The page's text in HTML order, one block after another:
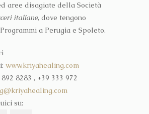
aree disagiate della Società
italiane, dove tengono
a Perugia e Spoleto.
www.kriyahealing.com
8283 , +39 333 972
su: